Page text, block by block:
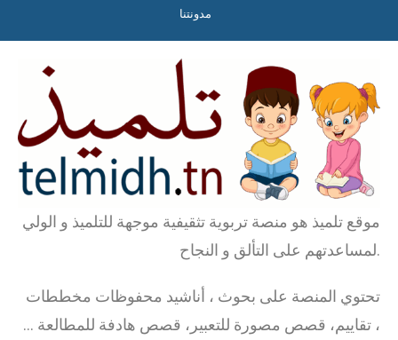
مدونتنا
موقع تلميذ هو منصة تربوية تثقيفية موجهة للتلميذ و الولي
لمساعدتهم على التألق و النجاح.
تحتوي المنصة على بحوث ، أناشيد محفوظات مخططات
، تقاييم، قصص مصورة للتعبير، قصص هادفة للمطالعة …